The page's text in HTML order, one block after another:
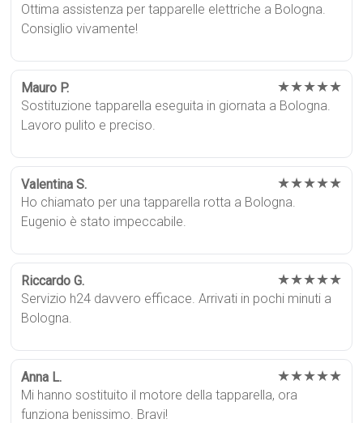
Ottima assistenza per tapparelle elettriche a Bologna.
Consiglio vivamente!
Mauro P. ★★★★★
Sostituzione tapparella eseguita in giornata a Bologna.
Lavoro pulito e preciso.
Valentina S. ★★★★★
Ho chiamato per una tapparella rotta a Bologna.
Eugenio è stato impeccabile.
Riccardo G. ★★★★★
Servizio h24 davvero efficace. Arrivati in pochi minuti a
Bologna.
Anna L. ★★★★★
Mi hanno sostituito il motore della tapparella, ora
funziona benissimo. Bravi!